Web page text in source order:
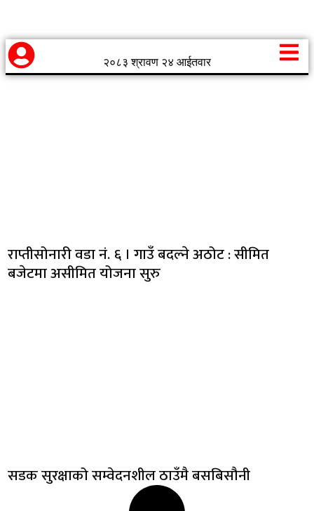
२०८३ श्रावण २४ आईतवार
राप्तीसोनारी वडा नं. ६ । गाउँ बदल्ने अठोट : सीमित
बजेटमा असीमित योजना सुरु
सडक सुरक्षाको सम्वेदनशील ठाउँमै बसबिसौनी